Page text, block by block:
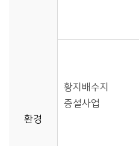
환경
황지배수지
증설사업